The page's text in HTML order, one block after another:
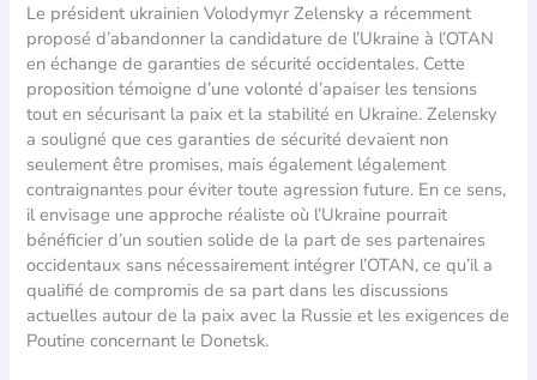
Le président ukrainien Volodymyr Zelensky a récemment
proposé d’abandonner la candidature de l’Ukraine à l’OTAN
en échange de garanties de sécurité occidentales. Cette
proposition témoigne d’une volonté d’apaiser les tensions
tout en sécurisant la paix et la stabilité en Ukraine. Zelensky
a souligné que ces garanties de sécurité devaient non
seulement être promises, mais également légalement
contraignantes pour éviter toute agression future. En ce sens,
il envisage une approche réaliste où l’Ukraine pourrait
bénéficier d’un soutien solide de la part de ses partenaires
occidentaux sans nécessairement intégrer l’OTAN, ce qu’il a
qualifié de compromis de sa part dans les discussions
actuelles autour de la paix avec la Russie et les exigences de
Poutine concernant le Donetsk.